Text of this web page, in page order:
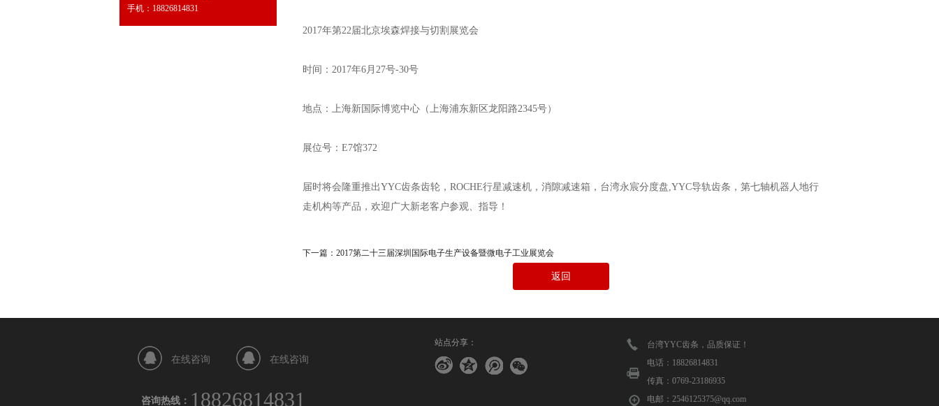
手机：18826814831
2017年第22届北京埃森焊接与切割展览会
时间：2017年6月27号-30号
地点：上海新国际博览中心（上海浦东新区龙阳路2345号）
展位号：E7馆372
届时将会隆重推出YYC齿条齿轮，ROCHE行星减速机，消隙减速箱，台湾永宸分度盘,YYC导轨齿条，第七轴机器人地行
走机构等产品，欢迎广大新老客户参观、指导！
下一篇： 2017第二十三届深圳国际电子生产设备暨微电子工业展览会
返回
在线咨询 在线咨询
咨询热线： 18826814831
站点分享：
台湾YYC齿条，品质保证！
电话：18826814831
传真：0769-23186935
电邮：2546125375@qq.com